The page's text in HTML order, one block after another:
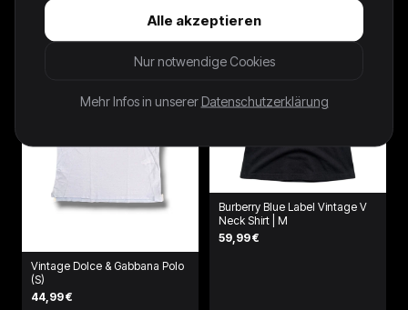
Vintage Dolce & Gabbana Polo
(S)
44,99 €
Burberry Blue Label Vintage V
Neck Shirt | M
59,99 €
Alle akzeptieren
Nur notwendige Cookies
Mehr Infos in unserer Datenschutzerklärung